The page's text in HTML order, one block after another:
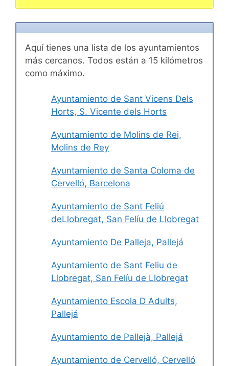
Aquí tienes una lista de los ayuntamientos
más cercanos. Todos están a 15 kilómetros
como máximo.
Ayuntamiento de Sant Vicens Dels
Horts, S. Vicente dels Horts
Ayuntamiento de Molins de Rei,
Molins de Rey
Ayuntamiento de Santa Coloma de
Cervelló, Barcelona
Ayuntamiento de Sant Feliú
deLlobregat, San Felíu de Llobregat
Ayuntamiento De Palleja, Pallejá
Ayuntamiento de Sant Feliu de
Llobregat, San Felíu de Llobregat
Ayuntamiento Escola D Adults,
Pallejá
Ayuntamiento de Pallejà, Pallejá
Ayuntamiento de Cervelló, Cervelló